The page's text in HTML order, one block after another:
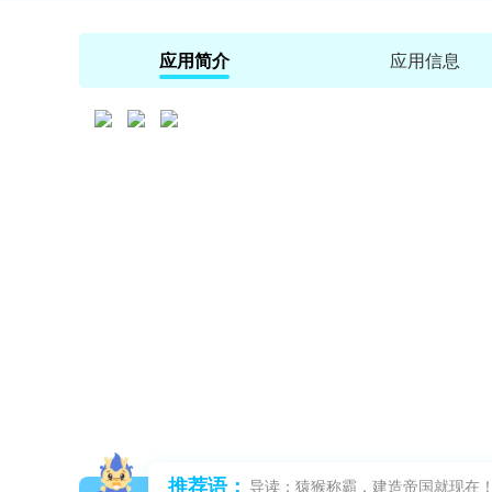
应用简介 应用信息
推荐语： 导读：猿猴称霸，建造帝国就现在！